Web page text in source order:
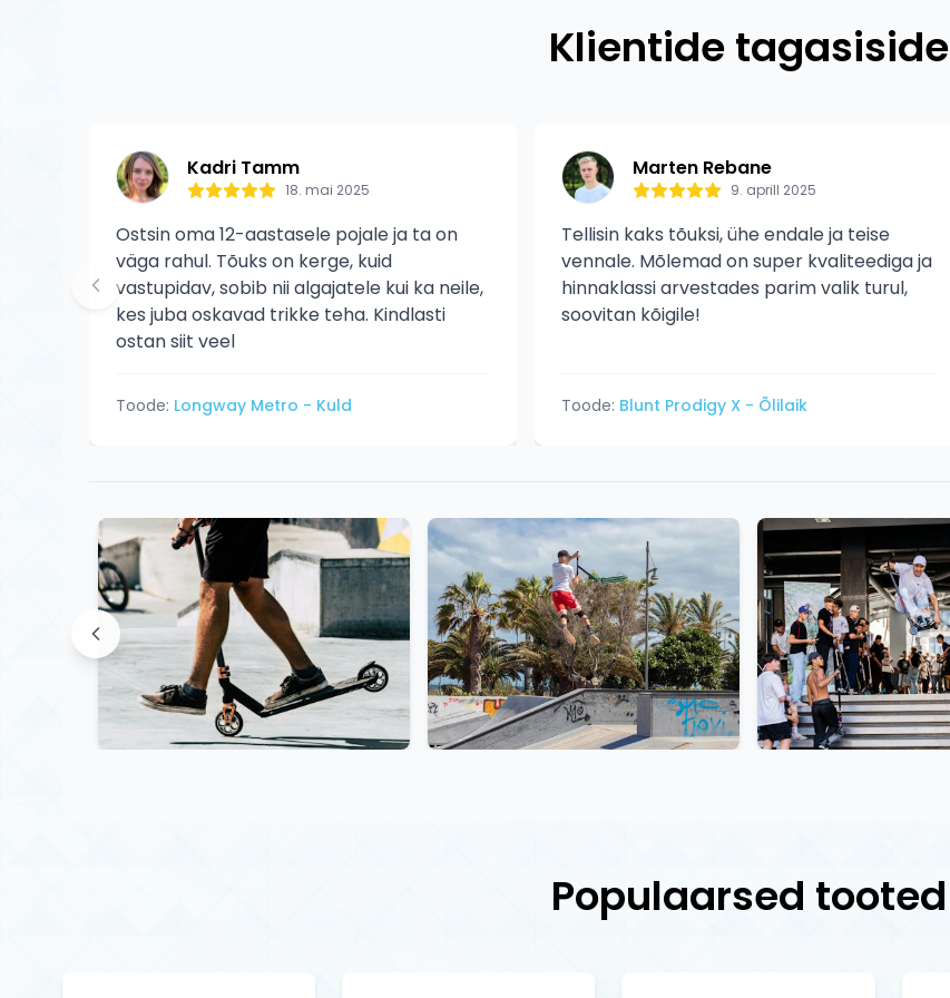
Klientide tagasiside
Kadri Tamm
18. mai 2025
Ostsin oma 12-aastasele pojale ja ta on
väga rahul. Tõuks on kerge, kuid
vastupidav, sobib nii algajatele kui ka neile,
kes juba oskavad trikke teha. Kindlasti
ostan siit veel
Toode: Longway Metro - Kuld
Marten Rebane
9. aprill 2025
Tellisin kaks tõuksi, ühe endale ja teise
vennale. Mõlemad on super kvaliteediga ja
hinnaklassi arvestades parim valik turul,
soovitan kõigile!
Toode: Blunt Prodigy X - Õlilaik
Populaarsed tooted